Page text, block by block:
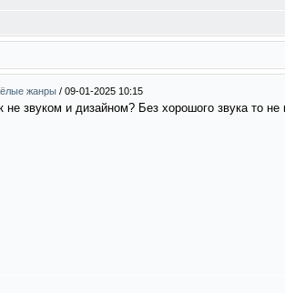
жанры / 09-01-2025 10:15
звуком и дизайном? Без хорошого звука то